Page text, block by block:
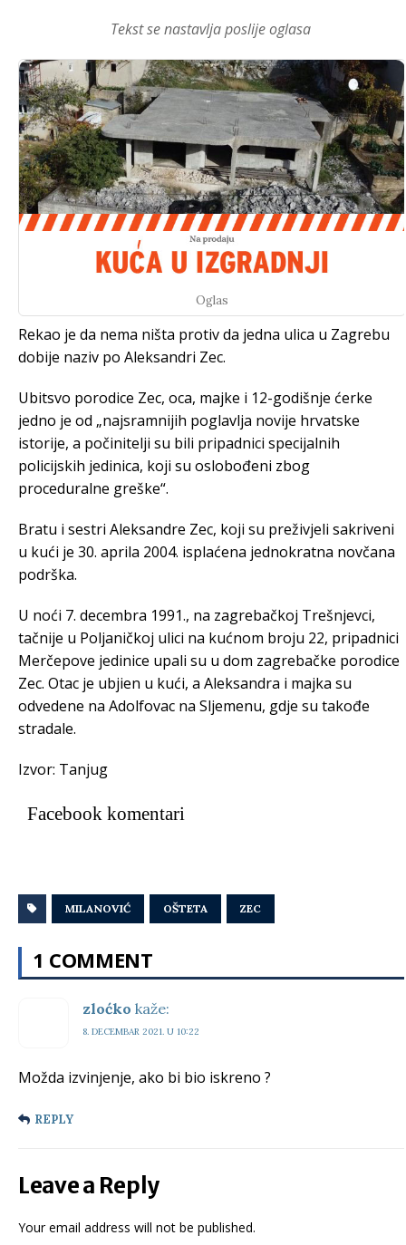
Tekst se nastavlja poslije oglasa
Oglas
Rekao je da nema ništa protiv da jedna ulica u Zagrebu
dobije naziv po Aleksandri Zec.
Ubitsvo porodice Zec, oca, majke i 12-godišnje ćerke
jedno je od „najsramnijih poglavlja novije hrvatske
istorije, a počinitelji su bili pripadnici specijalnih
policijskih jedinica, koji su oslobođeni zbog
proceduralne greške“.
Bratu i sestri Aleksandre Zec, koji su preživjeli sakriveni
u kući je 30. aprila 2004. isplaćena jednokratna novčana
podrška.
U noći 7. decembra 1991., na zagrebačkoj Trešnjevci,
tačnije u Poljaničkoj ulici na kućnom broju 22, pripadnici
Merčepove jedinice upali su u dom zagrebačke porodice
Zec. Otac je ubjien u kući, a Aleksandra i majka su
odvedene na Adolfovac na Sljemenu, gdje su takođe
stradale.
Izvor: Tanjug
Facebook komentari
MILANOVIĆ OŠTETA ZEC
1 COMMENT
zloćko kaže:
8. DECEMBAR 2021. U 10:22
Možda izvinjenje, ako bi bio iskreno ?
REPLY
Leave a Reply
Your email address will not be published.